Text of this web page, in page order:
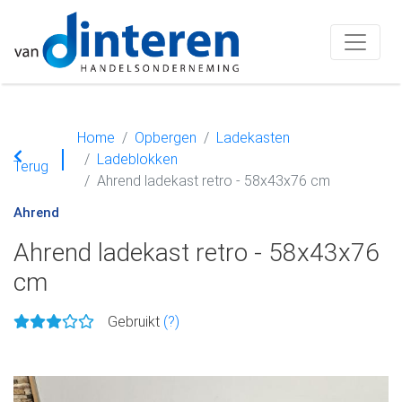
Terug
Home Opbergen
Ladekasten
Ladeblokken
Ahrend ladekast retro - 58x43x76 cm
Ahrend
Ahrend ladekast retro - 58x43x76
cm
Gebruikt (?)